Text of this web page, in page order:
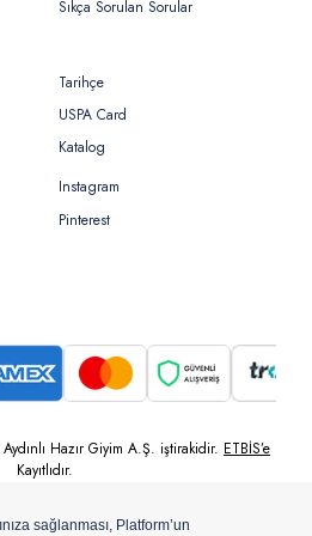
Sıkça Sorulan Sorular
Tarihçe
USPA Card
Katalog
Instagram
Pinterest
Aydınlı Hazır Giyim A.Ş. iştirakidir. ETBİS’e
Kayıtlıdır.